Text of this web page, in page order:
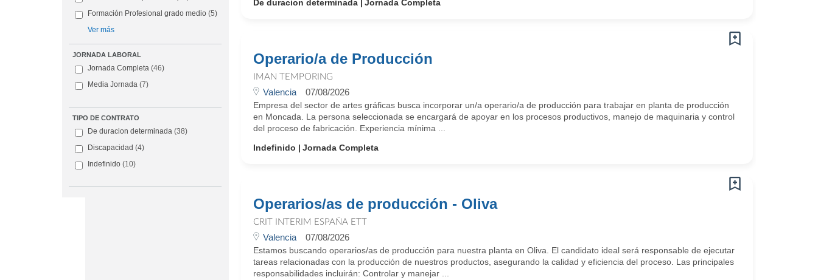
Formación Profesional grado medio (5)
Ver más
JORNADA LABORAL
Jornada Completa (46)
Media Jornada (7)
TIPO DE CONTRATO
De duracion determinada (38)
Discapacidad (4)
Indefinido (10)
De duracion determinada
Jornada Completa
Operario/a de Producción
IMAN TEMPORING
Valencia 07/08/2026
Empresa del sector de artes gráficas busca incorporar un/a operario/a de producción para trabajar en planta de producción
en Moncada. La persona seleccionada se encargará de apoyar en los procesos productivos, manejo de maquinaria y control
del proceso de fabricación. Experiencia mínima ...
Indefinido
Jornada Completa
Operarios/as de producción - Oliva
CRIT INTERIM ESPAÑA ETT
Valencia 07/08/2026
Estamos buscando operarios/as de producción para nuestra planta en Oliva. El candidato ideal será responsable de ejecutar
tareas relacionadas con la producción de nuestros productos, asegurando la calidad y eficiencia del proceso. Las principales
responsabilidades incluirán: Controlar y manejar ...